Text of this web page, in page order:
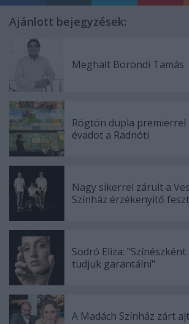
Ajánlott bejegyzések:
Meghalt Böröndi Tamás
Rögtön dupla premierrel
évadot a Radnóti
Nagy sikerrel zárult a
Színház érzékenyítő
Sodró Eliza:
tudjuk garantálni"
A Madách Színház zárt